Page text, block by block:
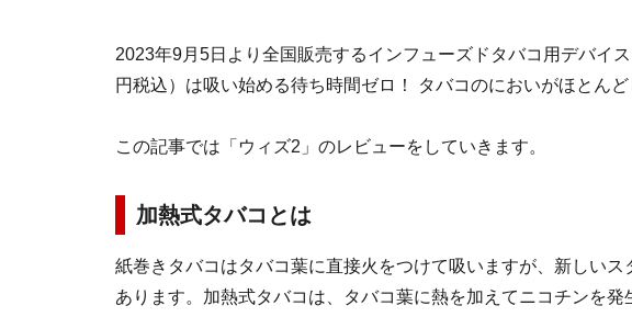
2023年9月5日より全国販売するインフューズドタバコ用デバイ
円税込）は吸い始める待ち時間ゼロ！ タバコのにおいがほとん
この記事では「ウィズ2」のレビューをしていきます。
加熱式タバコとは
紙巻きタバコはタバコ葉に直接火をつけて吸いますが、新しい
あります。加熱式タバコは、タバコ葉に熱を加えてニコチンを